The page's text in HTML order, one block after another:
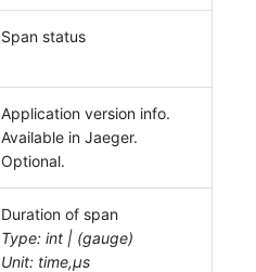
Span status
Application version info.
Available in Jaeger.
Optional.
Duration of span
Type: int | (gauge)
Unit: time,μs